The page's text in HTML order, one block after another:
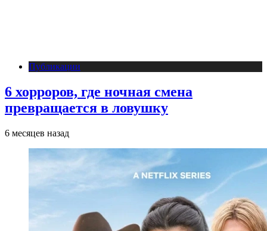
Публикации
6 хорроров, где ночная смена
превращается в ловушку
6 месяцев назад